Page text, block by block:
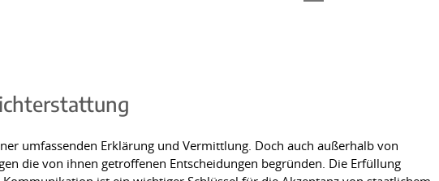
umfassenden Erklärung und Vermittlung. Doch auch außerhalb von
die von ihnen getroffenen Entscheidungen begründen. Die Erfüllung